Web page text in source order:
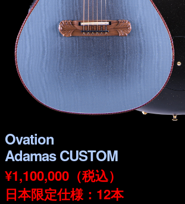
Ovation
Adamas CUSTOM
¥1,100,000（税込）
日本限定仕様：12本